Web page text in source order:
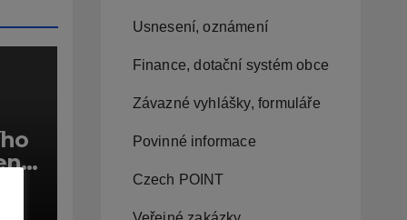
Usnesení, oznámení
Finance, dotační systém obce
Závazné vyhlášky, formuláře
Povinné informace
Czech POINT